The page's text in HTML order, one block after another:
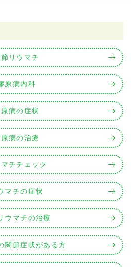
リウマチ
原病内科
病の症状
病の治療
マチチェック
マチの症状
ウマチの治療
関節症状がある方